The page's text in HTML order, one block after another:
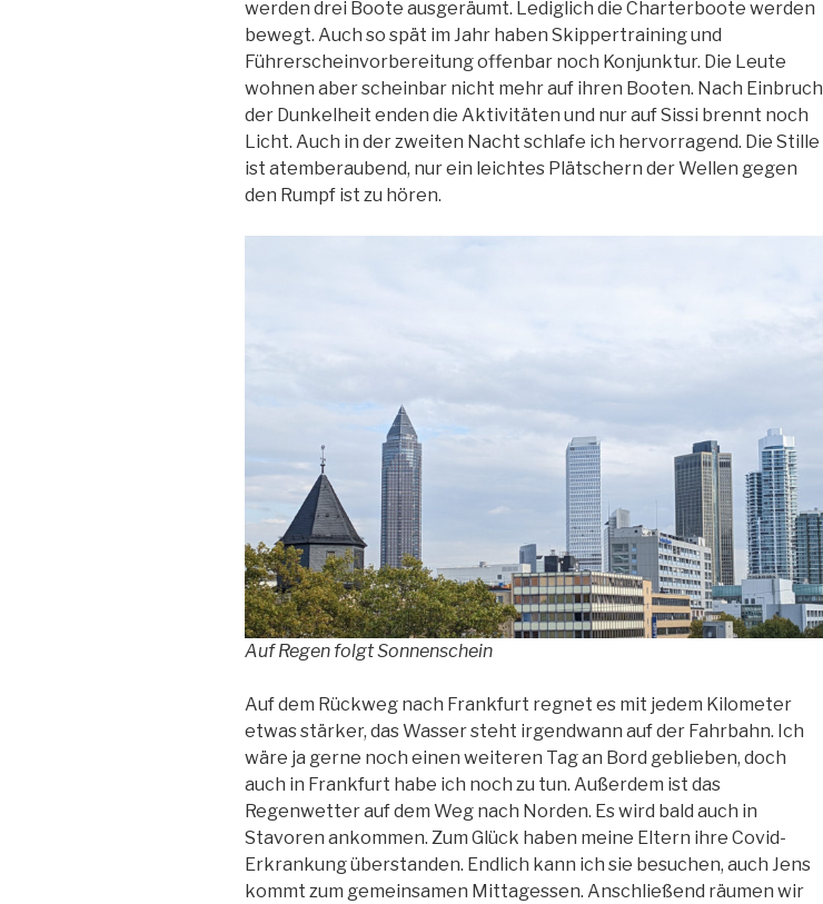
werden drei Boote ausgeräumt. Lediglich die Charterboote werden
bewegt. Auch so spät im Jahr haben Skippertraining und
Führerscheinvorbereitung offenbar noch Konjunktur. Die Leute
wohnen aber scheinbar nicht mehr auf ihren Booten. Nach Einbruch
der Dunkelheit enden die Aktivitäten und nur auf Sissi brennt noch
Licht. Auch in der zweiten Nacht schlafe ich hervorragend. Die Stille
ist atemberaubend, nur ein leichtes Plätschern der Wellen gegen
den Rumpf ist zu hören.
Auf Regen folgt Sonnenschein
Auf dem Rückweg nach Frankfurt regnet es mit jedem Kilometer
etwas stärker, das Wasser steht irgendwann auf der Fahrbahn. Ich
wäre ja gerne noch einen weiteren Tag an Bord geblieben, doch
auch in Frankfurt habe ich noch zu tun. Außerdem ist das
Regenwetter auf dem Weg nach Norden. Es wird bald auch in
Stavoren ankommen. Zum Glück haben meine Eltern ihre Covid-
Erkrankung überstanden. Endlich kann ich sie besuchen, auch Jens
kommt zum gemeinsamen Mittagessen. Anschließend räumen wir